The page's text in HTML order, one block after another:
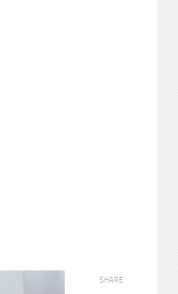
SHARE